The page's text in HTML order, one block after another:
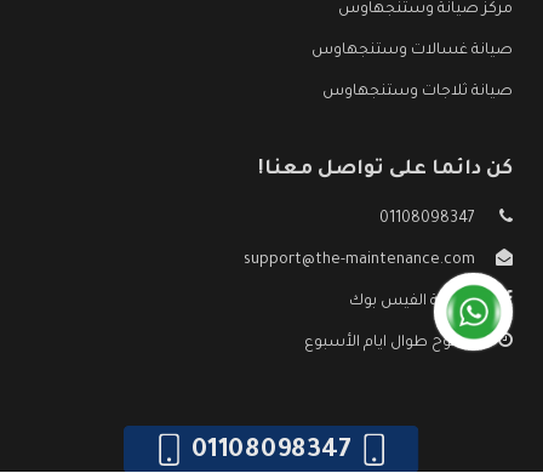
مركز صيانة وستنجهاوس
صيانة غسالات وستنجهاوس
صيانة ثلاجات وستنجهاوس
كن دائما على تواصل معنا!
01108098347
support@the-maintenance.com
صفحة الفيس بوك
مفتوح طوال ايام الأسبوع
01108098347